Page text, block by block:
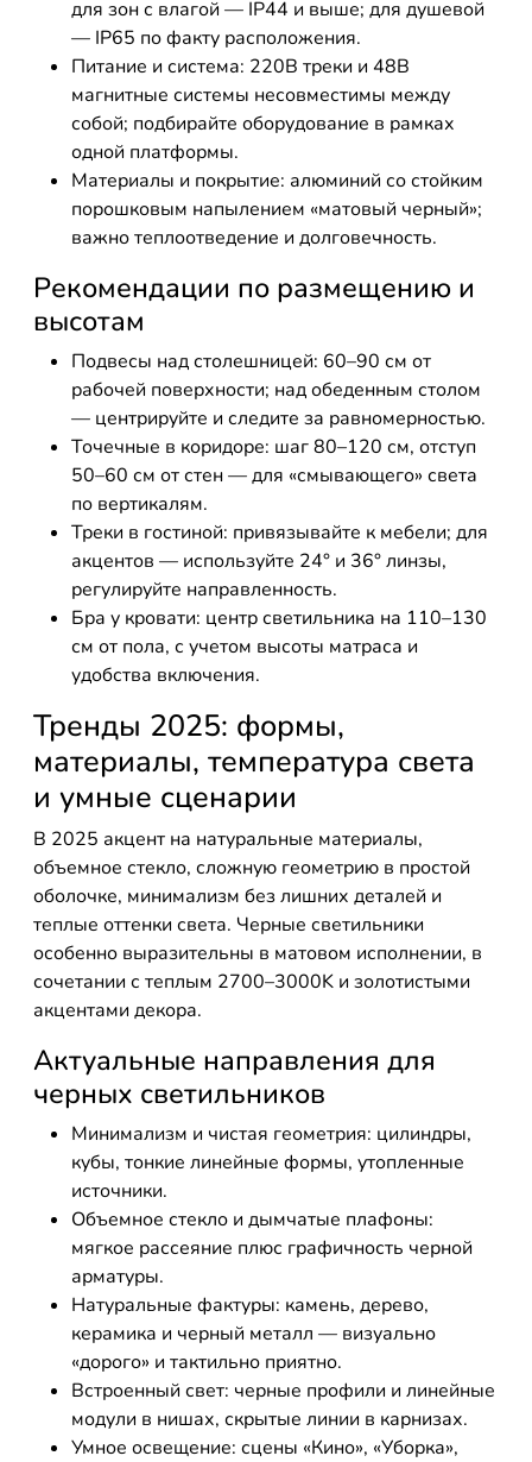
для зон с влагой — IP44 и выше; для душевой
— IP65 по факту расположения.
Питание и система: 220В треки и 48В
магнитные системы несовместимы между
собой; подбирайте оборудование в рамках
одной платформы.
Материалы и покрытие: алюминий со стойким
порошковым напылением «матовый черный»;
важно теплоотведение и долговечность.
Рекомендации по размещению и
высотам
Подвесы над столешницей: 60–90 см от
рабочей поверхности; над обеденным столом
— центрируйте и следите за равномерностью.
Точечные в коридоре: шаг 80–120 см, отступ
50–60 см от стен — для «смывающего» света
по вертикалям.
Треки в гостиной: привязывайте к мебели; для
акцентов — используйте 24° и 36° линзы,
регулируйте направленность.
Бра у кровати: центр светильника на 110–130
см от пола, с учетом высоты матраса и
удобства включения.
Тренды 2025: формы,
материалы, температура света
и умные сценарии
В 2025 акцент на натуральные материалы,
объемное стекло, сложную геометрию в простой
оболочке, минимализм без лишних деталей и
теплые оттенки света. Черные светильники
особенно выразительны в матовом исполнении, в
сочетании с теплым 2700–3000K и золотистыми
акцентами декора.
Актуальные направления для
черных светильников
Минимализм и чистая геометрия: цилиндры,
кубы, тонкие линейные формы, утопленные
источники.
Объемное стекло и дымчатые плафоны:
мягкое рассеяние плюс графичность черной
арматуры.
Натуральные фактуры: камень, дерево,
керамика и черный металл — визуально
«дорого» и тактильно приятно.
Встроенный свет: черные профили и линейные
модули в нишах, скрытые линии в карнизах.
Умное освещение: сцены «Кино», «Уборка»,